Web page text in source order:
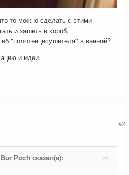
то можно сделать с этими
и зашить в короб,
"полотенцесушителя" в ванной?
и идеи.
#2
Poch сказал(а):